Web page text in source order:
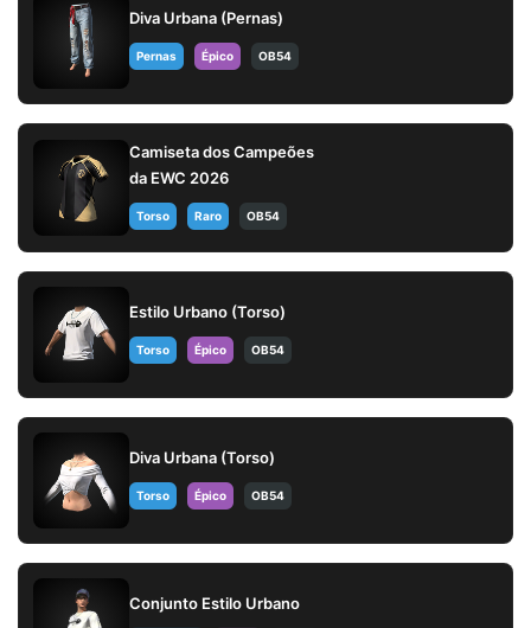
Diva Urbana (Pernas)
Pernas Épico OB54
Camiseta dos Campeões
da EWC 2026
Torso Raro OB54
Estilo Urbano (Torso)
Torso Épico OB54
Diva Urbana (Torso)
Torso Épico OB54
Conjunto Estilo Urbano